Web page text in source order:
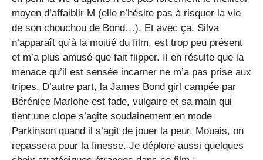
moyen d’affaiblir M (elle n’hésite pas à risquer la vie
de son chouchou de Bond…). Et avec ça, Silva
n’apparaît qu’à la moitié du film, est trop peu présent
et m’a plus amusé que fait flipper. Il en résulte que la
menace qu’il est sensée incarner ne m’a pas prise aux
tripes. D’autre part, la James Bond girl campée par
Bérénice Marlohe est fade, vulgaire et sa main qui
tient une clope s’agite soudainement en mode
Parkinson quand il s’agit de jouer la peur. Mouais, on
repassera pour la finesse. Je déplore aussi quelques